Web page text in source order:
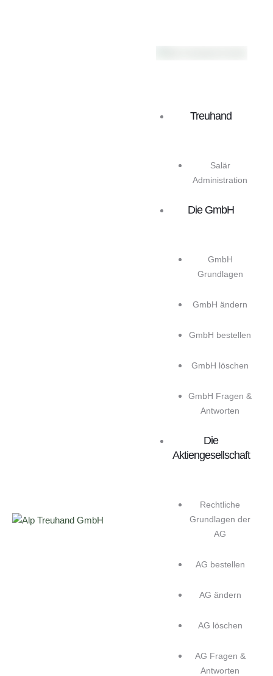
Treuhand
Salär
Administration
Die GmbH
GmbH
Grundlagen
GmbH ändern
GmbH bestellen
GmbH löschen
GmbH Fragen &
Antworten
Die
Aktiengesellschaft
Rechtliche
Grundlagen der
AG
AG bestellen
AG ändern
AG löschen
AG Fragen &
Antworten